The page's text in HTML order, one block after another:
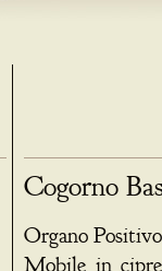
Cogorno
Organo
Mobile in